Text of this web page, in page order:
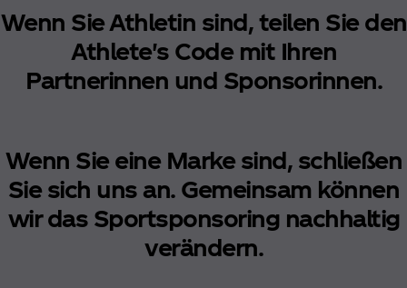
Wenn Sie Athletin sind, teilen Sie den
Athlete's Code mit Ihren
Partnerinnen und Sponsorinnen.
Wenn Sie eine Marke sind, schließen
Sie sich uns an. Gemeinsam können
wir das Sportsponsoring nachhaltig
verändern.